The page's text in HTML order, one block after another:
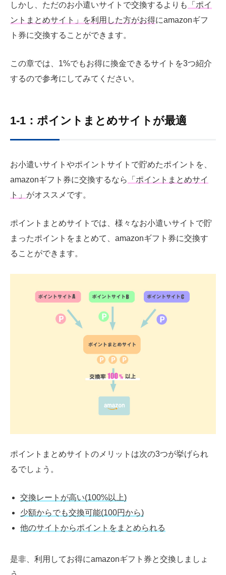
しかし、ただのお小遣いサイトで交換するよりも
「ポイ
ントまとめサイト」を利用した方がお得にamazonギフ
ト券に交換することができます。
この章では、1%でもお得に換金できるサイトを3つ紹介
するので参考にしてみてください。
1-1：ポイントまとめサイトが最適
お小遣いサイトやポイントサイトで貯めたポイントを、
amazonギフト券に交換するなら
「ポイントまとめサイ
ト」 がオススメです。
ポイントまとめサイトでは、様々なお小遣いサイトで貯
まったポイントをまとめて、amazonギフト券に交換す
ることができます。
ポイントまとめサイトのメリットは次の3つが挙げられ
るでしょう。
交換レートが高い(100%以上)
少額からでも交換可能(100円から)
他のサイトからポイントをまとめられる
是非、利用してお得にamazonギフト券と交換しましょ